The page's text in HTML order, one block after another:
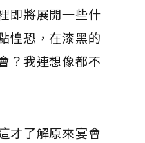
即將展開一些什
惶恐，在漆黑的
？我連想像都不
才了解原來宴會